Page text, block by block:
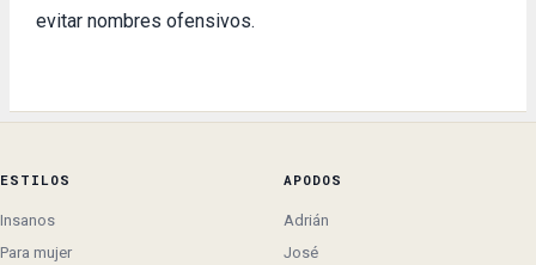
evitar nombres ofensivos.
ESTILOS
Insanos
Para mujer
APODOS
Adrián
José